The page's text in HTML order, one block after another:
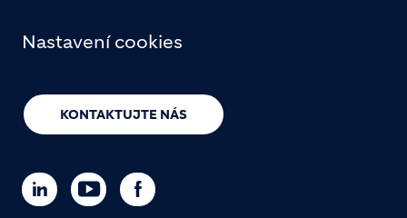
KONTAKTUJTE NÁS
Nastavení cookies